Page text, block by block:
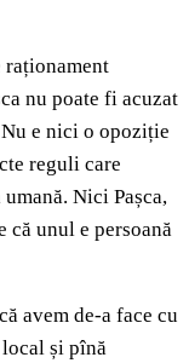
raționament
nu poate fi acuzat
e nici o opoziție
reguli care
Nici Pașca,
că unul e persoană
avem de-a face cu
și pînă